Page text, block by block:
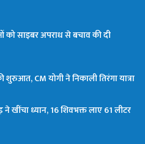
को साइबर अपराध से बचाव की दी
CM योगी ने निकाली तिरंगा यात्रा
खींचा ध्यान, 16 शिवभक्त लाए 61 लीटर